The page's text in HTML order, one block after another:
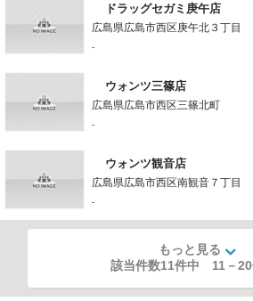
ドラッグセガミ庚午店
広島県広島市西区庚午北３丁目
-
ウォンツ三篠店
広島県広島市西区三篠北町
-
ウォンツ観音店
広島県広島市西区南観音７丁目
-
もっと見る
該当件数11件中 11 －20